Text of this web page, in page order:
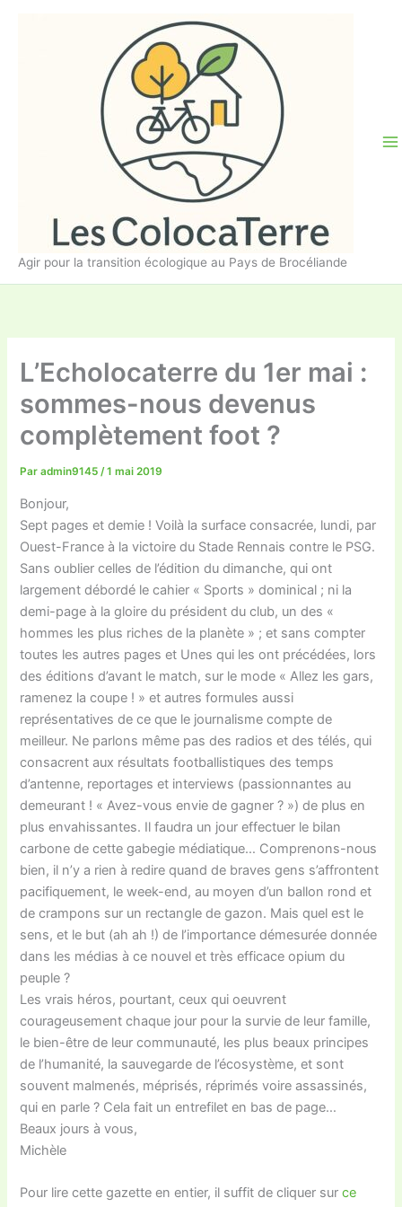
Agir pour la transition écologique au Pays de Brocéliande
L’Echolocaterre du 1er mai :
sommes-nous devenus
complètement foot ?
Paradmin9145/1 mai 2019
Bonjour,
Sept pages et demie ! Voilà la surface consacrée, lundi, par
Ouest-France à la victoire du Stade Rennais contre le PSG.
Sans oublier celles de l’édition du dimanche, qui ont
largement débordé le cahier « Sports » dominical ; ni la
demi-page à la gloire du président du club, un des «
hommes les plus riches de la planète » ; et sans compter
toutes les autres pages et Unes qui les ont précédées, lors
des éditions d’avant le match, sur le mode « Allez les gars,
ramenez la coupe ! » et autres formules aussi
représentatives de ce que le journalisme compte de
meilleur. Ne parlons même pas des radios et des télés, qui
consacrent aux résultats footballistiques des temps
d’antenne, reportages et interviews (passionnantes au
demeurant ! « Avez-vous envie de gagner ? ») de plus en
plus envahissantes. Il faudra un jour effectuer le bilan
carbone de cette gabegie médiatique… Comprenons-nous
bien, il n’y a rien à redire quand de braves gens s’affrontent
pacifiquement, le week-end, au moyen d’un ballon rond et
de crampons sur un rectangle de gazon. Mais quel est le
sens, et le but (ah ah !) de l’importance démesurée donnée
dans les médias à ce nouvel et très efficace opium du
peuple ?
Les vrais héros, pourtant, ceux qui oeuvrent
courageusement chaque jour pour la survie de leur famille,
le bien-être de leur communauté, les plus beaux principes
de l’humanité, la sauvegarde de l’écosystème, et sont
souvent malmenés, méprisés, réprimés voire assassinés,
qui en parle ? Cela fait un entrefilet en bas de page…
Beaux jours à vous,
Michèle
Pour lire cette gazette en entier, il suffit de cliquer surce